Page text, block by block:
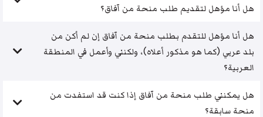
هل أنا مؤهل لتقديم طلب منحة من آفاق؟
هل أنا مؤهل للتقدم بطلب منحة من آفاق إن لم أكن من
بلد عربي (كما هو مذكور أعلاه)، ولكنني وأعمل في المنطقة
العربية؟
هل يمكنني طلب منحة من آفاق إذا كنت قد استفدت من
منحة سابقة؟